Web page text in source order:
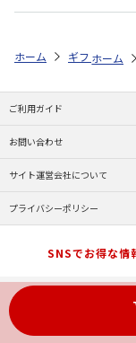
ホーム ギフトストア
ホーム
ご利用ガイド
お問い合わせ
サイト運営会社について
プライバシーポリシー
SNSでお得な情